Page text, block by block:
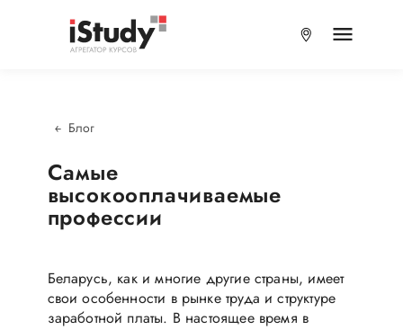
Блог
​Самые
высокооплачиваемые
профессии
Беларусь, как и многие другие страны, имеет
свои особенности в рынке труда и структуре
заработной платы. В настоящее время в